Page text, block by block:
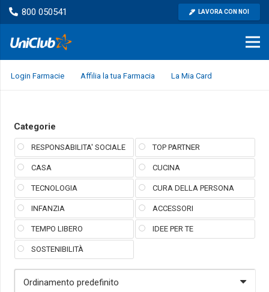
800 050541 LAVORA CON NOI
Login Farmacie Affilia la tua Farmacia La Mia Card
Categorie
RESPONSABILITA' SOCIALE TOP PARTNER
CASA CUCINA
TECNOLOGIA CURA DELLA PERSONA
INFANZIA ACCESSORI
TEMPO LIBERO IDEE PER TE
SOSTENIBILITÀ